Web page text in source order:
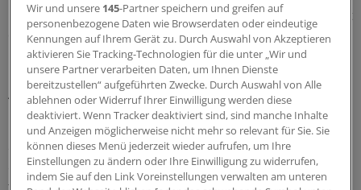
Darüber hinaus gibt es ein Quiz-Tool mit Kasuistiken, mit
dem jeder seinen Kenntnisstand prüfen und erweitern
kann.
An App wird gebastelt
Der Atlas soll weder Bücher noch praktische Übungen
ersetzen, wie Kolokythas betont. Das Ziel sei, eine
einfach zugängliche und ständig aktualisierte Bildquelle
Wir und unsere 145-Partner speichern und greifen auf
personenbezogene Daten wie Browserdaten oder eindeutige
Kennungen auf Ihrem Gerät zu. Durch Auswahl von Akzeptieren
aktivieren Sie Tracking-Technologien für die unter „Wir und
unsere Partner verarbeiten Daten, um Ihnen Dienste
bereitzustellen“ aufgeführten Zwecke. Durch Auswahl von Alle
ablehnen oder Widerruf Ihrer Einwilligung werden diese
deaktiviert. Wenn Tracker deaktiviert sind, sind manche Inhalte
und Anzeigen möglicherweise nicht mehr so relevant für Sie. Sie
können dieses Menü jederzeit wieder aufrufen, um Ihre
Einstellungen zu ändern oder Ihre Einwilligung zu widerrufen,
indem Sie auf den Link Voreinstellungen verwalten am unteren